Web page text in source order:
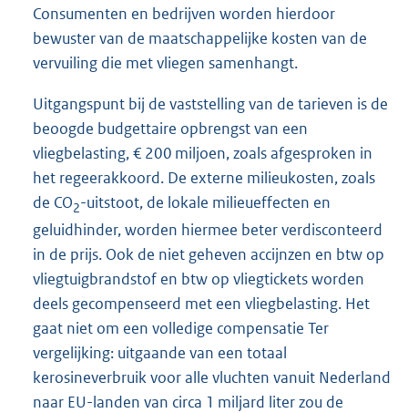
Consumenten en bedrijven worden hierdoor
bewuster van de maatschappelijke kosten van de
vervuiling die met vliegen samenhangt.
Uitgangspunt bij de vaststelling van de tarieven is de
beoogde budgettaire opbrengst van een
vliegbelasting, € 200 miljoen, zoals afgesproken in
het regeerakkoord. De externe milieukosten, zoals
de CO2-uitstoot, de lokale milieueffecten en
geluidhinder, worden hiermee beter verdisconteerd
in de prijs. Ook de niet geheven accijnzen en btw op
vliegtuigbrandstof en btw op vliegtickets worden
deels gecompenseerd met een vliegbelasting. Het
gaat niet om een volledige compensatie Ter
vergelijking: uitgaande van een totaal
kerosineverbruik voor alle vluchten vanuit Nederland
naar EU-landen van circa 1 miljard liter zou de